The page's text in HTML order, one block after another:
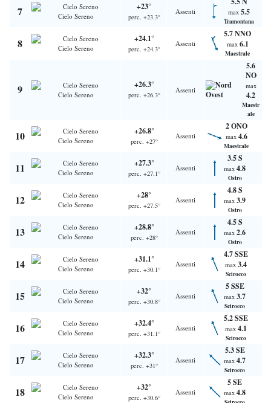
7 Cielo Sereno
+23°
perc. +23.3°
Assenti max 5.5
Tramontana
8 Cielo Sereno
+24.1°
perc. +24.3°
Assenti
5.7 NNO
max 6.1
Maestrale
9 Cielo Sereno
+26.3°
perc. +26.3°
Assenti
5.6
NO
max
4.2
Maestr
ale
10 Cielo Sereno
+26.8°
perc. +27°
Assenti
2 ONO
max 4.6
Maestrale
11 Cielo Sereno
+27.3°
perc. +27.1°
Assenti
3.5 S
max 4.8
Ostro
12 Cielo Sereno
+28°
perc. +27.5°
Assenti
4.8 S
max 3.9
Ostro
13 Cielo Sereno
+28.8°
perc. +28°
Assenti
4.5 S
max 2.6
Ostro
14 Cielo Sereno
+31.1°
perc. +30.1°
Assenti
4.7 SSE
max 3.4
Scirocco
15 Cielo Sereno
+32°
perc. +30.8°
Assenti
5 SSE
max 3.7
Scirocco
16 Cielo Sereno
+32.4°
perc. +31.1°
Assenti
5.2 SSE
max 4.1
Scirocco
17 Cielo Sereno
+32.3°
perc. +31°
Assenti
5.3 SE
max 4.7
Scirocco
18 Cielo Sereno
+32°
perc. +30.6°
Assenti
5 SE
max 4.8